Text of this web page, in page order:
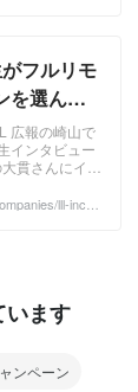
容系・金融系
フルリモ
を選んだ
インタビ
働くイン
広報の崎山で
インタビュー
貫さんにイン
挑戦につい
lll-inc/p
ます
ンペーン